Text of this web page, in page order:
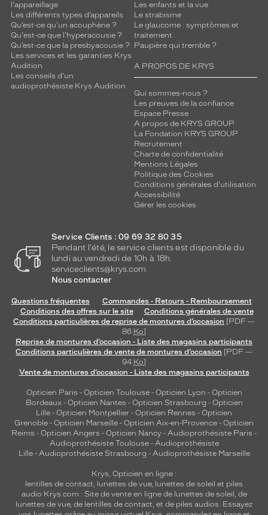
l'appareillage
Les différents types d’appareils
Qu’est-ce qu'un acouphène ?
Qu'est-ce que l'hyperacousie ?
Qu’est-ce que la presbyacousie ?
Les services et les garanties Krys
Audition
Les conseils d'un
audioprothésiste Krys Audition
Les enfants et la vue
Le strabisme
Le glaucome : symptômes et
traitement
Paupière qui tremble ?
A PROPOS DE KRYS
Qui sommes-nous ?
Les preuves de la confiance
Espace Presse
A propos de KRYS GROUP
La Fondation KRYS GROUP
Recrutement
Charte de confidentialité
Mentions Légales
Politique des Cookies
Conditions générales d'utilisation
Accessibilité
Gérer les cookies
Service Clients : 09 69 32 80 35
Pendant l'été, le service clients est disponible du
lundi au vendredi de 10h à 18h.
serviceclients@krys.com
Nous contacter
Questions fréquentes
Commandes - Retours - Remboursement
Conditions des offres sur le site
Conditions générales de vente
Conditions particulières de reprise de montures d’occasion [PDF —
86 Ko]
Reprise de montures d’occasion - Liste des magasins participants
Conditions particulières de vente de montures d’occasion [PDF —
94 Ko]
Vente de montures d’occasion - Liste des magasins participants
Opticien Paris - Opticien Toulouse- Opticien Lyon - Opticien
Bordeaux- Opticien Nantes - Opticien Strasbourg - Opticien
Lille - Opticien Montpellier - Opticien Rennes - Opticien
Grenoble - Opticien Marseille - Opticien Aix-en-Provence - Opticien
Reims - Opticien Angers - Opticien Nancy - Audioprothésiste Paris -
Audioprothésiste Toulouse- Audioprothésiste
Lille- Audioprothésiste Strasbourg - Audioprothésiste Marseille
Krys, Opticien en ligne :
lentilles de contact, lunettes de vue, lunettes de soleil et piles
audio Krys.com : Site de vente en ligne de lunettes de soleil, de
lunettes de vue, de lentilles de contact, et de piles audios. Essayez